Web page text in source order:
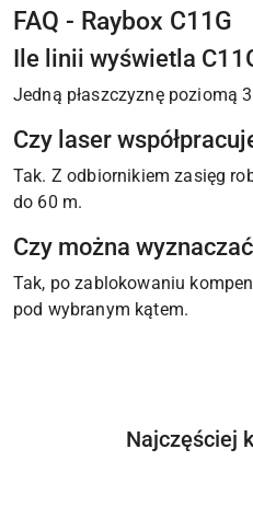
FAQ - Raybox C11G
Ile linii wyświetla
Jedną płaszczyznę poziomą
Czy laser
Tak. Z odbiornikiem zasięg
do 60 m.
Czy można
Tak, po zablokowaniu
pod wybranym kątem.
Pomiń karuzelę
Produkty
Najczęściej